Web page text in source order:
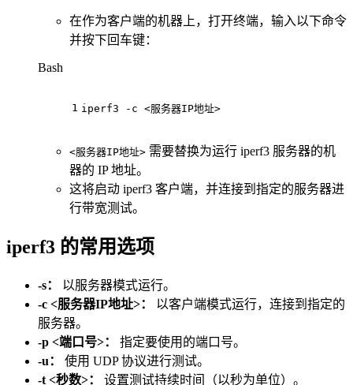
在作为客户端的机器上，打开终端，输入以下命令
并按下回车键：
Bash
1 iperf3 -c <服务器IP地址>
<服务器IP地址> 需要替换为运行 iperf3 服务器的机
器的 IP 地址。
这将启动 iperf3 客户端，并连接到指定的服务器进
行带宽测试。
iperf3 的常用选项
-s：
以服务器模式运行。
-c <服务器IP地址>：
以客户端模式运行，连接到指定的
服务器。
-p <端口号>：
指定要使用的端口号。
-u：
使用 UDP 协议进行测试。
-t <秒数>：
设置测试持续时间（以秒为单位）。